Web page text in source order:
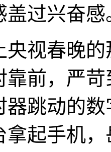
盖过兴奋感
春晚的
靠前，严
器跳动的
拿起手机